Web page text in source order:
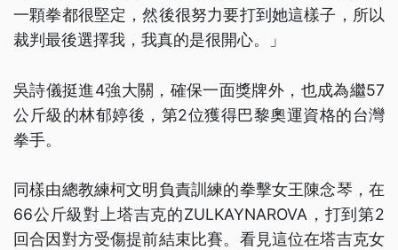
一顆拳都很堅定，然後很努力要打到她這樣子，所以
裁判最後選擇我，我真的是很開心。」
吳詩儀挺進4強大關，確保一面獎牌外，也成為繼57
公斤級的林郁婷後，第2位獲得巴黎奧運資格的台灣
拳手。
同樣由總教練柯文明負責訓練的拳擊女王陳念琴，在
66公斤級對上塔吉克的ZULKAYNAROVA，打到第2
回合因對方受傷提前結束比賽。看見這位在塔吉克女